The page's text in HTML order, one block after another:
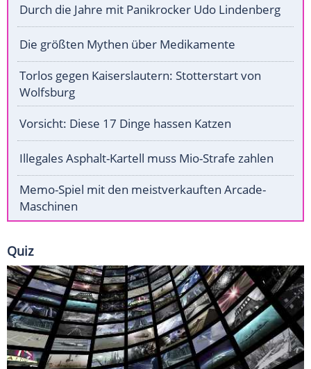
Durch die Jahre mit Panikrocker Udo Lindenberg
Die größten Mythen über Medikamente
Torlos gegen Kaiserslautern: Stotterstart von
Wolfsburg
Vorsicht: Diese 17 Dinge hassen Katzen
Illegales Asphalt-Kartell muss Mio-Strafe zahlen
Memo-Spiel mit den meistverkauften Arcade-
Maschinen
Quiz